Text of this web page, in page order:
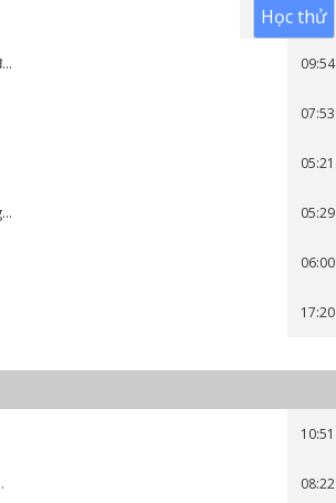
10:54
Học thử
09:54
07:53
05:21
05:29
06:00
17:20
10:51
08:22